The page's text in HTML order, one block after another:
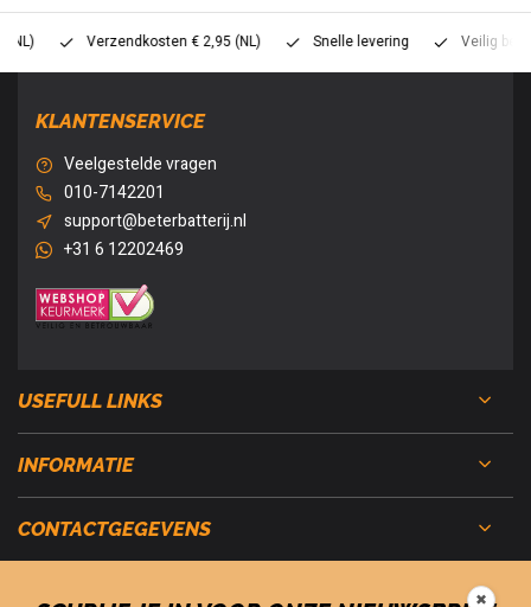
Verzendkosten € 2,95 (NL) Snelle levering Veilig betalen
KLANTENSERVICE
Veelgestelde vragen
010-7142201
support@beterbatterij.nl
+31 6 12202469
USEFULL LINKS
INFORMATIE
CONTACTGEGEVENS
✖